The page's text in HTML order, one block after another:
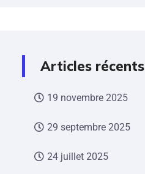
Articles récents
19 novembre 2025
29 septembre 2025
24 juillet 2025